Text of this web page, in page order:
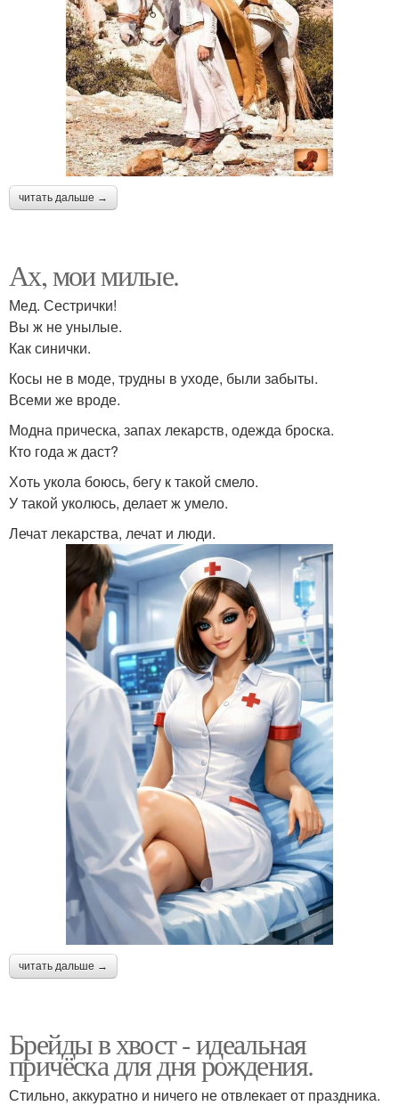
читать дальше →
Ах, мои милые.
Мед. Сестрички!
Вы ж не унылые.
Как синички.
Косы не в моде, трудны в уходе, были забыты.
Всеми же вроде.
Модна прическа, запах лекарств, одежда броска.
Кто года ж даст?
Хоть укола боюсь, бегу к такой смело.
У такой уколюсь, делает ж умело.
Лечат лекарства, лечат и люди.
читать дальше →
Брейды в хвост - идеальная
причёска для дня рождения.
Стильно, аккуратно и ничего не отвлекает от праздника.